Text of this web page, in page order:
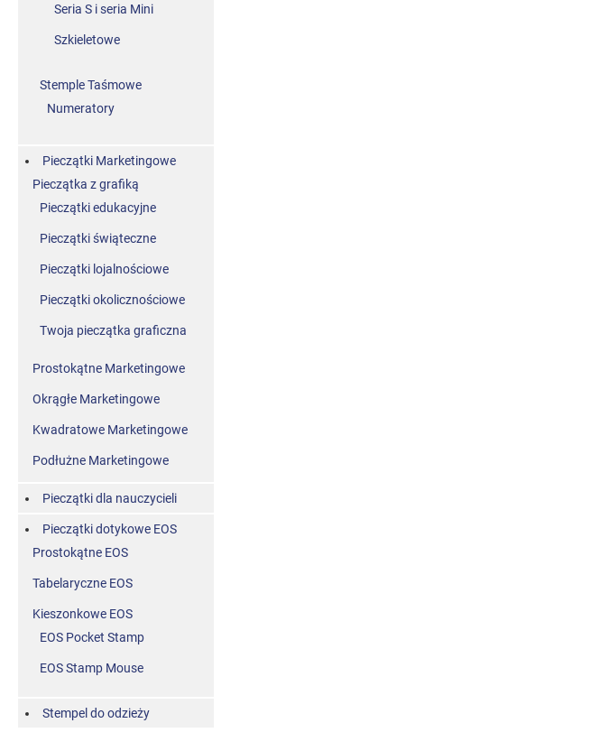
Seria S i seria Mini
Szkieletowe
Stemple Taśmowe
Numeratory
Pieczątki Marketingowe
Pieczątka z grafiką
Pieczątki edukacyjne
Pieczątki świąteczne
Pieczątki lojalnościowe
Pieczątki okolicznościowe
Twoja pieczątka graficzna
Prostokątne Marketingowe
Okrągłe Marketingowe
Kwadratowe Marketingowe
Podłużne Marketingowe
Pieczątki dla nauczycieli
Pieczątki dotykowe EOS
Prostokątne EOS
Tabelaryczne EOS
Kieszonkowe EOS
EOS Pocket Stamp
EOS Stamp Mouse
Stempel do odzieży